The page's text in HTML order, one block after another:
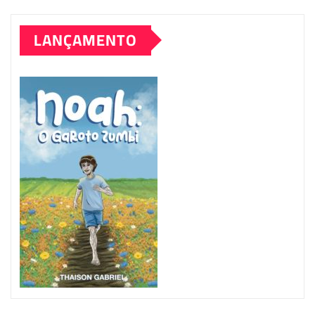
LANÇAMENTO